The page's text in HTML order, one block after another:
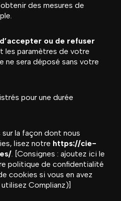
des mesures de
d’accepter ou de refuser
les paramètres de votre
ne sera déposé sans votre
pour une durée
sur la façon dont nous
lisez notre https://cie-
. [Consignes : ajoutez ici le
politique de confidentialité
cookies si vous en avez
Complianz)]